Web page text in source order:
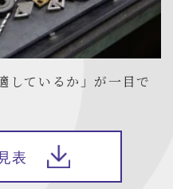
しているか」が一目で
表